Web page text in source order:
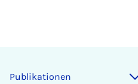
Publikationen